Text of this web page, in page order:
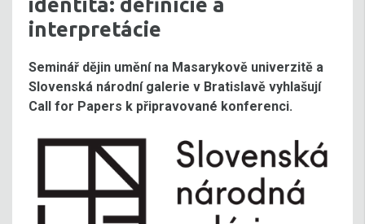
interpretácie
Seminář dějin umění na Masarykově univerzitě a
Slovenská národní galerie v Bratislavě vyhlašují
Call for Papers k připravované konferenci.